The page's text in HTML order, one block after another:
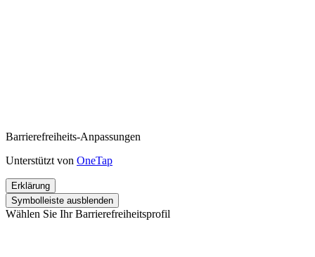
Barrierefreiheits-Anpassungen
Unterstützt von OneTap
Erklärung
Symbolleiste ausblenden
Wählen Sie Ihr Barrierefreiheitsprofil